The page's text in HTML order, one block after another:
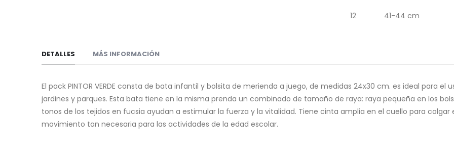
12 41-44 cm
DETALLES
El pack PINTOR VERDE consta de bata infantil y bolsita de merienda a juego, de medidas 24x30 cm. es ideal para
jardines y parques. Esta bata tiene en la misma prenda un combinado de tamaño de raya: raya pequeña en los
tonos de los tejidos en fucsia ayudan a estimular la fuerza y la vitalidad. Tiene cinta amplia en el cuello para
movimiento tan necesaria para las actividades de la edad escolar.
MÁS INFORMACIÓN